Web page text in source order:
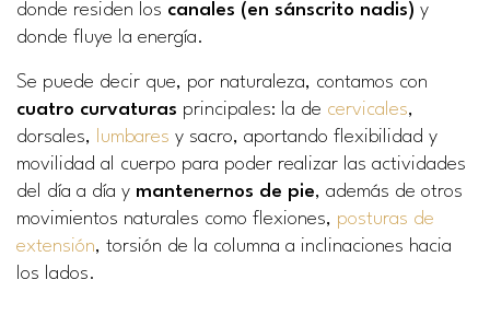
donde residen los canales (en sánscrito nadis) y
donde fluye la energía.
Se puede decir que, por naturaleza, contamos con
cuatro curvaturas principales: la de cervicales,
dorsales,
lumbares y sacro, aportando flexibilidad y
movilidad al cuerpo para poder realizar las actividades
del día a día y mantenernos de pie, además de otros
movimientos naturales como flexiones, posturas de
extensión, torsión de la columna a inclinaciones hacia
los lados.